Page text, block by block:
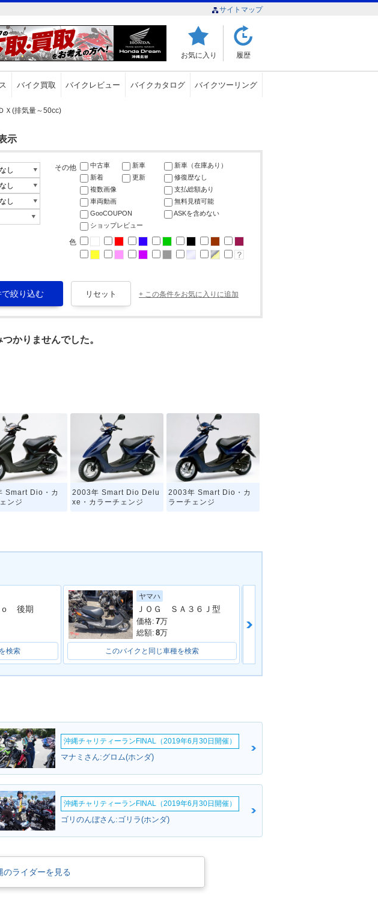
サイトマップ
お気に入り 履歴
バイク買取 バイクレビュー バイクカタログ バイクツーリング
Ｘ(排気量～50cc)
示
その他 中古車 新車
新車（在庫あり）
新着
更新
修復歴なし
複数画像
支払総額あり
車両動画
無料見積可能
GooCOUPON
ASKを含めない
ショップレビュー
色
+ この条件をお気に入りに追加
かりませんでした。
Smart Dio・カ
ンジ
2003年 Smart Dio Delu
xe・カラーチェンジ
2003年 Smart Dio・カ
ラーチェンジ
ｏ 後期
検索
ヤマハ
ＪＯＧ ＳＡ３６Ｊ型
価格: 7万
総額: 8万
このバイクと同じ車種を検索
沖縄チャリティーランFINAL（2019年6月30日開催）
マナミさん:グロム(ホンダ)
沖縄チャリティーランFINAL（2019年6月30日開催）
ゴリのんぼさん:ゴリラ(ホンダ)
のライダーを見る